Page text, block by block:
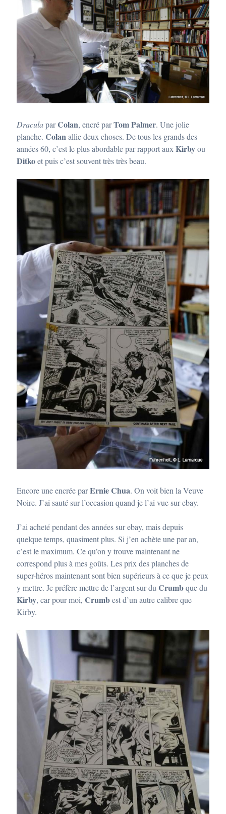
DraculaparColan, encré parTom Palmer. Une jolie
planche. Colanallie deux choses. De tous les grands des
années 60, c’est le plus abordable par rapport auxKirbyou
Ditkoet puis c’est souvent très très beau.
Encore une encrée parErnie Chua. On voit bien la Veuve
Noire. J’ai sauté sur l’occasion quand je l’ai vue sur ebay.
J’ai acheté pendant des années sur ebay, mais depuis
quelque temps, quasiment plus. Si j’en achète une par an,
c’est le maximum. Ce qu’on y trouve maintenant ne
correspond plus à mes goûts. Les prix des planches de
super-héros maintenant sont bien supérieurs à ce que je peux
y mettre. Je préfère mettre de l’argent sur duCrumbque du
Kirby, car pour moi, Crumbest d’un autre calibre que
Kirby.